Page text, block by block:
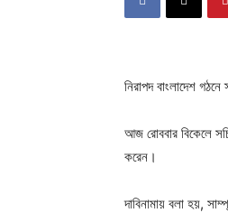
নিরাপদ বাংলাদেশ
আজ রোববার বিকেলে
করেন।
দাবিনামায় বলা হয়,